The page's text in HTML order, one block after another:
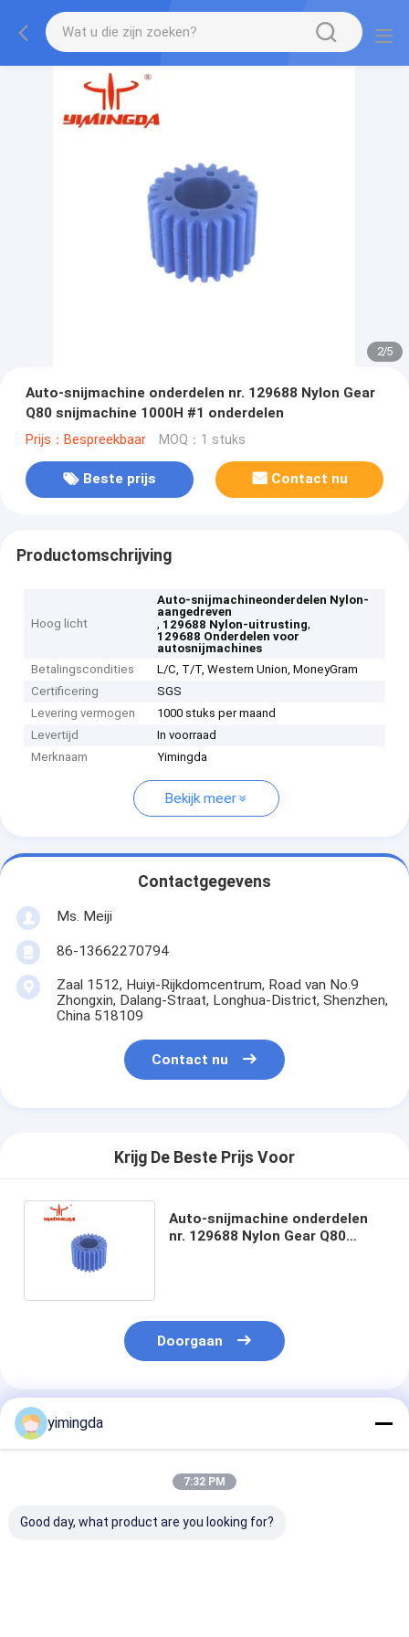
2/5
Auto-snijmachine onderdelen nr. 129688 Nylon Gear
Q80 snijmachine 1000H #1 onderdelen
Prijs：Bespreekbaar MOQ：1 stuks
Beste prijs Contact nu
Productomschrijving
Hoog licht
Auto-snijmachineonderdelen Nylon-
aangedreven
, 129688 Nylon-uitrusting,
129688 Onderdelen voor
autosnijmachines
Betalingscondities
L/C, T/T, Western Union, MoneyGram
Certificering
SGS
Levering vermogen
1000 stuks per maand
Levertijd
In voorraad
Merknaam
Yimingda
Bekijk meer
Contactgegevens
Ms. Meiji
86-13662270794
Zaal 1512, Huiyi-Rijkdomcentrum, Road van No.9
Zhongxin, Dalang-Straat, Longhua-District, Shenzhen,
China 518109
Contact nu
Krijg De Beste Prijs Voor
Auto-snijmachine onderdelen
nr. 129688 Nylon Gear Q80
Doorgaan
Geadviseerde Producten
yimingda
7:32 PM
Good day, what product are you looking for?